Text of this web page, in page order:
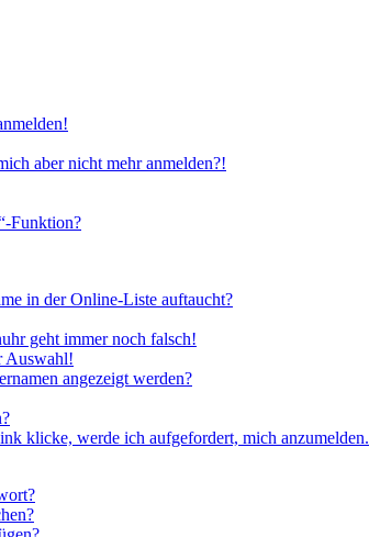
aber nicht mehr anmelden?!
Funktion?
in der Online-Liste auftaucht?
geht immer noch falsch!
Auswahl!
angezeigt werden?
klicke, werde ich aufgefordert, mich anzumelden.